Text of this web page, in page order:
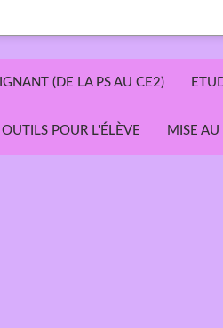
(DE LA PS AU CE2)
OUTILS POUR L'ÉLÈVE MISE AU